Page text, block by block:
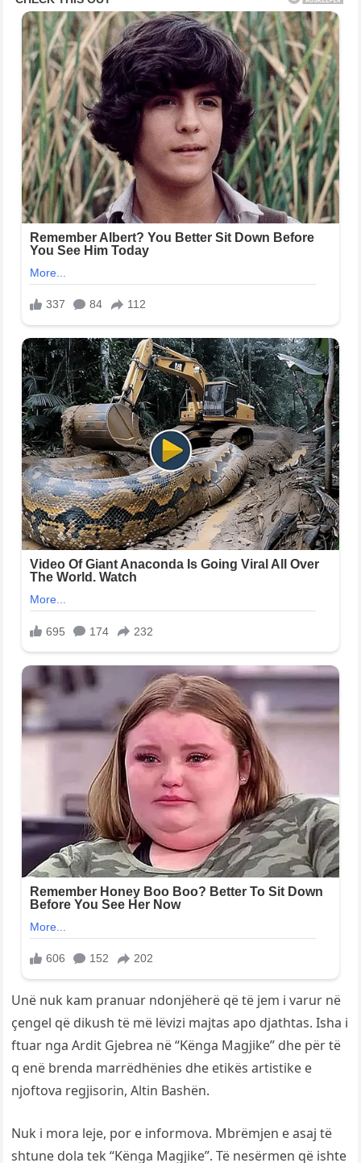
Unë nuk kam pranuar ndonjëherë që të jem i varur në
çengel që dikush të më lëvizi majtas apo djathtas. Isha i
ftuar nga Ardit Gjebrea në “Kënga Magjike” dhe për të
q enë brenda marrëdhënies dhe etikës artistike e
njoftova regjisorin, Altin Bashën.
Nuk i mora leje, por e informova. Mbrëmjen e asaj të
shtune dola tek “Kënga Magjike”. Të nesërmen që ishte